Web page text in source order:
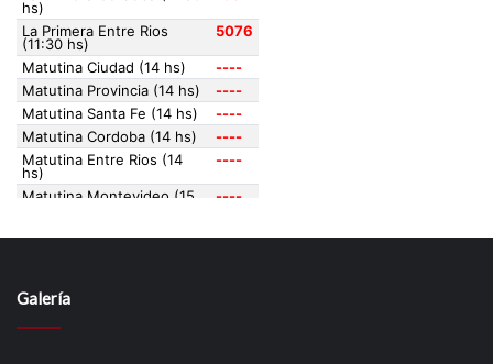
Galería